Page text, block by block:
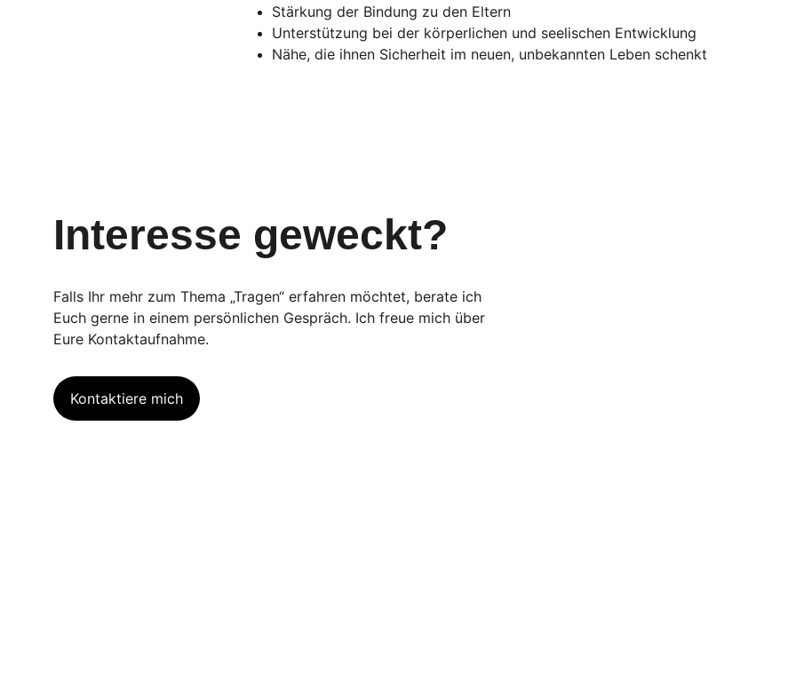
Stärkung der Bindung zu den Eltern
Unterstützung bei der körperlichen und seelischen Entwicklung
Nähe, die ihnen Sicherheit im neuen, unbekannten Leben schenkt
Interesse geweckt?
Falls Ihr mehr zum Thema „Tragen“ erfahren möchtet, berate ich
Euch gerne in einem persönlichen Gespräch. Ich freue mich über
Eure Kontaktaufnahme.
Kontaktiere mich